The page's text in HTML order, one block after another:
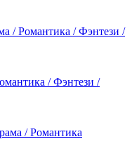
/ Романтика / Фэнтези /
/ Фэнтези /
/ Романтика